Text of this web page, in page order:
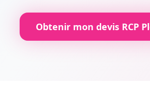
Obtenir mon devis RCP